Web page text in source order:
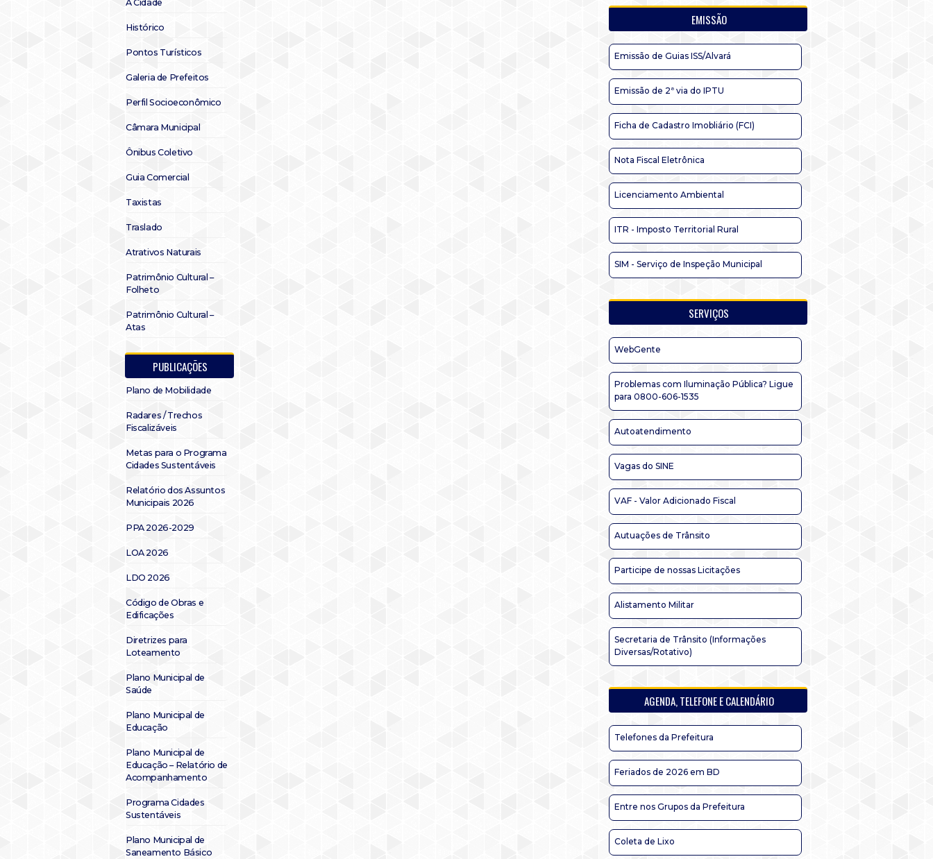
A Cidade
Histórico
Pontos Turísticos
Galeria de Prefeitos
Perfil Socioeconômico
Câmara Municipal
Ônibus Coletivo
Guia Comercial
Taxistas
Traslado
Atrativos Naturais
Patrimônio Cultural –
Folheto
Patrimônio Cultural –
Atas
PUBLICAÇÕES
Plano de Mobilidade
Radares / Trechos
Fiscalizáveis
Metas para o Programa
Cidades Sustentáveis
Relatório dos Assuntos
Municipais 2026
PPA 2026-2029
LOA 2026
LDO 2026
Código de Obras e
Edificações
Diretrizes para
Loteamento
Plano Municipal de
Saúde
Plano Municipal de
Educação
Plano Municipal de
Educação – Relatório de
Acompanhamento
Programa Cidades
Sustentáveis
Plano Municipal de
Saneamento Básico
EMISSÃO
Emissão de Guias ISS/Alvará
Emissão de 2ª via do IPTU
Ficha de Cadastro Imobliário (FCI)
Nota Fiscal Eletrônica
Licenciamento Ambiental
ITR - Imposto Territorial Rural
SIM - Serviço de Inspeção Municipal
SERVIÇOS
WebGente
Problemas com Iluminação Pública? Ligue
para 0800-606-1535
Autoatendimento
Vagas do SINE
VAF - Valor Adicionado Fiscal
Autuações de Trânsito
Participe de nossas Licitações
Alistamento Militar
Secretaria de Trânsito (Informações
Diversas/Rotativo)
AGENDA, TELEFONE E CALENDÁRIO
Telefones da Prefeitura
Feriados de 2026 em BD
Entre nos Grupos da Prefeitura
Coleta de Lixo